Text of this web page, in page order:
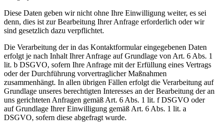
Diese Daten geben wir nicht ohne Ihre Einwilligung weiter, es sei
denn, dies ist zur Bearbeitung Ihrer Anfrage erforderlich oder wir
sind gesetzlich dazu verpflichtet.
Die Verarbeitung der in das Kontaktformular eingegebenen Daten
erfolgt je nach Inhalt Ihrer Anfrage auf Grundlage von Art. 6 Abs. 1
lit. b DSGVO, sofern Ihre Anfrage mit der Erfüllung eines Vertrags
oder der Durchführung vorvertraglicher Maßnahmen
zusammenhängt. In allen übrigen Fällen erfolgt die Verarbeitung auf
Grundlage unseres berechtigten Interesses an der Bearbeitung der an
uns gerichteten Anfragen gemäß Art. 6 Abs. 1 lit. f DSGVO oder
auf Grundlage Ihrer Einwilligung gemäß Art. 6 Abs. 1 lit. a
DSGVO, sofern diese abgefragt wurde.